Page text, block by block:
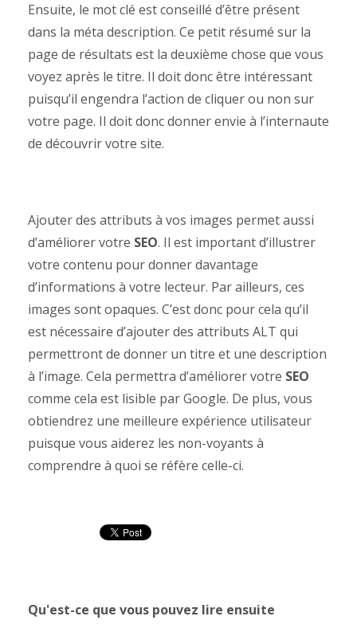
Ensuite, le mot clé est conseillé d’être présent
dans la méta description. Ce petit résumé sur la
page de résultats est la deuxième chose que vous
voyez après le titre. Il doit donc être intéressant
puisqu’il engendra l’action de cliquer ou non sur
votre page. Il doit donc donner envie à l’internaute
de découvrir votre site.
Ajouter des attributs à vos images permet aussi
d’améliorer votre SEO. Il est important d’illustrer
votre contenu pour donner davantage
d’informations à votre lecteur. Par ailleurs, ces
images sont opaques. C’est donc pour cela qu’il
est nécessaire d’ajouter des attributs ALT qui
permettront de donner un titre et une description
à l’image. Cela permettra d’améliorer votre SEO
comme cela est lisible par Google. De plus, vous
obtiendrez une meilleure expérience utilisateur
puisque vous aiderez les non-voyants à
comprendre à quoi se réfère celle-ci.
Qu'est-ce que vous pouvez lire ensuite